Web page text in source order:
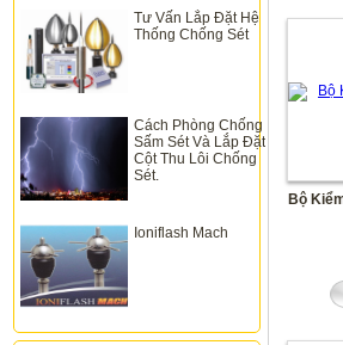
Tư Vấn Lắp Đặt Hệ
Thống Chống Sét
Cách Phòng Chống
Sấm Sét Và Lắp Đặt
Cột Thu Lôi Chống
Sét.
Ioniflash Mach
Bộ